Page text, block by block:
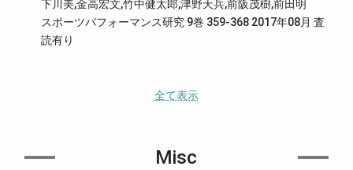
下川美,金高宏文,竹中健太郎,津野天兵,前阪茂樹,前田明
スポーツパフォーマンス研究 9巻 359-368 2017年08月査
読有り
全て表示
Misc